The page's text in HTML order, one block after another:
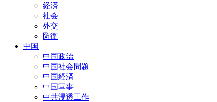
経済
社会
外交
防衛
中国
中国政治
中国社会問題
中国経済
中国軍事
中共浸透工作